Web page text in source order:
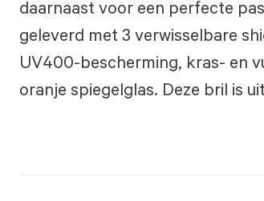
daarnaast voor een perfecte
geleverd met 3 verwisselbare
UV400-bescherming, kras- en
oranje spiegelglas. ​ Deze bril is